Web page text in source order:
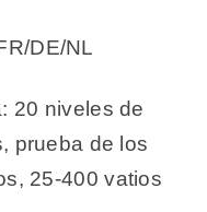
DE/NL
20 niveles de
prueba de los
25-400 vatios